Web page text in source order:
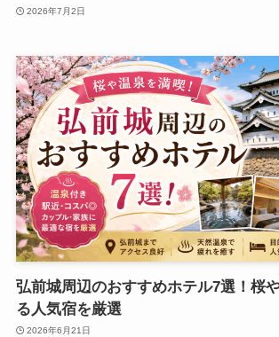
2026年7月2日
弘前城周辺のおすすめホテル7選！桜
る人気宿を厳選
2026年6月21日